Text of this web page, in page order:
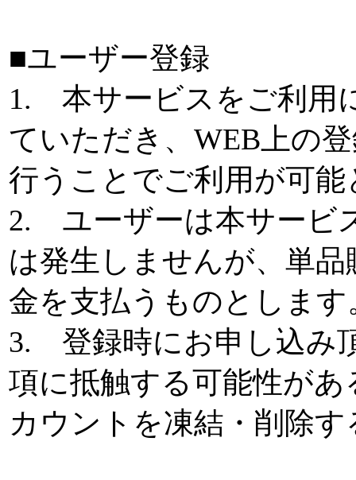
■ユーザー登録
1. 本サービスをご利用
ていただき、WEB上の
行うことでご利用が可
2. ユーザーは本サービ
は発生しませんが、単
金を支払うものとします
3. 登録時にお申し込み
項に抵触する可能性が
カウントを凍結・削除